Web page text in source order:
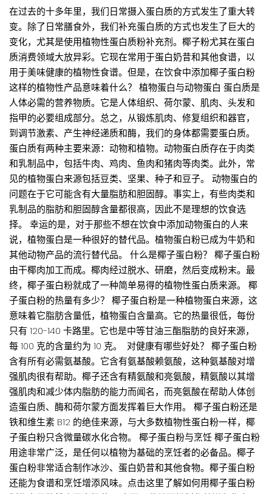
在过去的十多年里，我们日常摄入蛋白质的方式发生了重大转
变。除了日常膳食外，我们补充蛋白质的方式也发生了巨大的
变化，尤其是使用植物性蛋白质粉补充剂。椰子粉尤其在蛋白
质消费领域大放异彩。它现在常用于蛋白奶昔和其他食谱，以
用于美味健康的植物性食谱。但是，在饮食中添加椰子蛋白粉
这样的植物性产品意味着什么？ 植物蛋白与动物蛋白 蛋白质是
人体必需的营养物质。它是人体组织、荷尔蒙、肌肉、头发和
指甲的必要组成部分。总之，从锻炼肌肉、修复组织和器官，
到调节激素、产生神经递质和酶，我们的身体都需要蛋白质。
蛋白质有两种主要来源：动物和植物。动物蛋白质存在于肉类
和乳制品中，包括牛肉、鸡肉、鱼肉和猪肉等肉类。此外，常
见的植物蛋白来源包括豆类、坚果、种子和豆子。 动物蛋白的
问题在于它可能含有大量脂肪和胆固醇。事实上，有些肉类和
乳制品的脂肪和胆固醇含量都很高，因此不是理想的饮食选
择。 幸运的是，对于那些不想在饮食中添加动物蛋白的人来
说，植物蛋白是一种很好的替代品。植物蛋白粉已成为牛奶和
其他动物产品的流行替代品。 什么是椰子蛋白粉？ 椰子蛋白粉
由干椰肉加工而成。椰肉经过脱水、研磨，然后变成粉末。最
终，椰子蛋白粉就成了一种简单易得的植物性蛋白质来源。 椰
子蛋白粉的热量有多少？ 椰子蛋白粉是一种植物蛋白来源，这
意味着它脂肪含量低，植物蛋白含量高。它的热量很低，每份
只有 120-140 卡路里。它也是中等甘油三酯脂肪的良好来源，
每 100 克的含量约为 10 克。 对健康有哪些好处？ 椰子蛋白粉
含有所有必需氨基酸。它含有氨基酸赖氨酸，这种氨基酸对增
强肌肉很有帮助。椰子还含有精氨酸和亮氨酸，精氨酸以其增
强肌肉和减少体内脂肪的能力而闻名，而亮氨酸在帮助人体创
造蛋白质、酶和荷尔蒙方面发挥着巨大作用。 椰子蛋白粉还是
铁和维生素 B12 的绝佳来源，与大多数植物性蛋白粉一样，椰
子蛋白粉只含微量碳水化合物。 椰子蛋白粉与烹饪 椰子蛋白粉
用途非常广泛，是任何以植物为基础的烹饪者的必备品。椰子
蛋白粉非常适合制作冰沙、蛋白奶昔和其他食物。椰子蛋白粉
还能为食谱和烹饪增添风味。点击这里了解如何用椰子蛋白粉